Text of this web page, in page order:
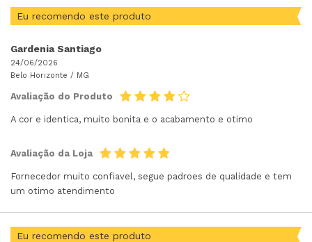
Eu recomendo este produto
Gardenia Santiago
24/06/2026
Belo Horizonte / MG
Avaliação do Produto
A cor e identica, muito bonita e o acabamento e otimo
Avaliação da Loja
Fornecedor muito confiavel, segue padroes de qualidade e tem
um otimo atendimento
Eu recomendo este produto